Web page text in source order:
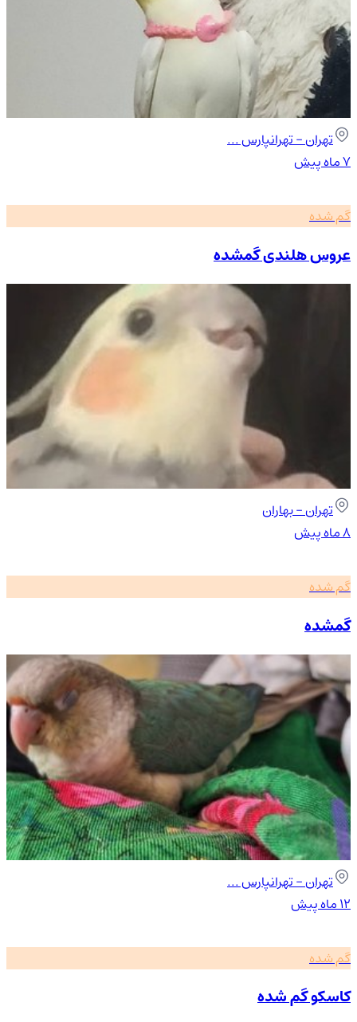
تهران- تهرانپارس ...
۷ ماه پیش
گم شده
عروس هلندی گمشده
تهران- بهاران
۸ ماه پیش
گم شده
گمشده
تهران- تهرانپارس ...
۱۲ ماه پیش
گم شده
کاسکو گم شده